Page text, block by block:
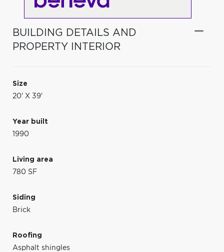
BUILDING DETAILS AND
PROPERTY INTERIOR
Size
20' X 39'
Year built
1990
Living area
780 SF
Siding
Brick
Roofing
Asphalt shingles